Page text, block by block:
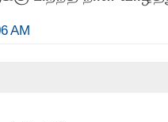
AM